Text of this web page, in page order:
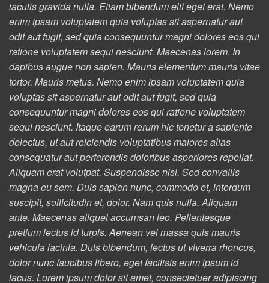
iaculis gravida nulla. Etiam bibendum elit eget erat. Nemo
enim ipsam voluptatem quia voluptas sit aspernatur aut
odit aut fugit, sed quia consequuntur magni dolores eos qui
ratione voluptatem sequi nesciunt. Maecenas lorem. In
dapibus augue non sapien. Mauris elementum mauris vitae
tortor. Mauris metus. Nemo enim ipsam voluptatem quia
voluptas sit aspernatur aut odit aut fugit, sed quia
consequuntur magni dolores eos qui ratione voluptatem
sequi nesciunt. Itaque earum rerum hic tenetur a sapiente
delectus, ut aut reiciendis voluptatibus maiores alias
consequatur aut perferendis doloribus asperiores repellat.
Aliquam erat volutpat. Suspendisse nisl. Sed convallis
magna eu sem. Duis sapien nunc, commodo et, interdum
suscipit, sollicitudin et, dolor. Nam quis nulla. Aliquam
ante. Maecenas aliquet accumsan leo. Pellentesque
pretium lectus id turpis. Aenean vel massa quis mauris
vehicula lacinia. Duis bibendum, lectus ut viverra rhoncus,
dolor nunc faucibus libero, eget facilisis enim ipsum id
lacus. Lorem ipsum dolor sit amet, consectetuer adipiscing